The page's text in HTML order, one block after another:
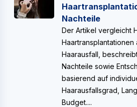
Nachteile
Der Artikel vergleicht
Haartransplantationen
Haarausfall,
Nachteile sowie
basierend auf
Haarausfallsgrad,
Budget....